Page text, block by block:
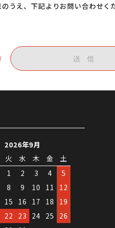
うえ、下記よりお問い合わせく
送 信
2026年9月
火 水 木 金
土
1
2 3 4
5
8 9 10 11
12
15 16 17 18
19
22 23 24 25
26